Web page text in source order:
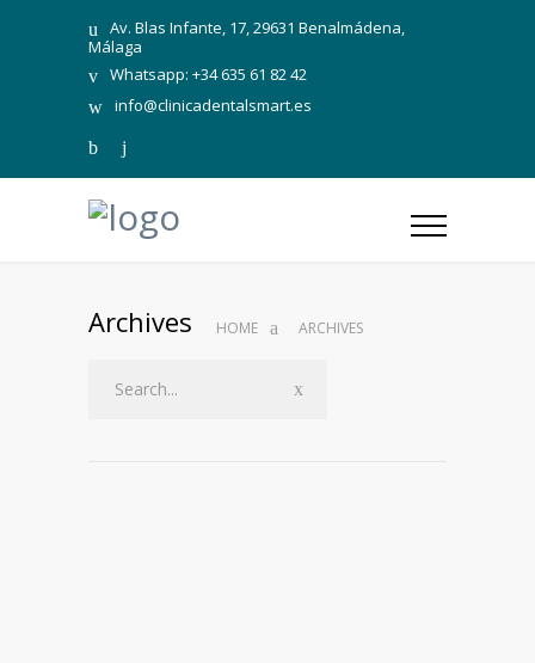
Av. Blas Infante, 17, 29631 Benalmádena,
Málaga
Whatsapp: +34 635 61 82 42
info@clinicadentalsmart.es
Archives HOME ARCHIVES